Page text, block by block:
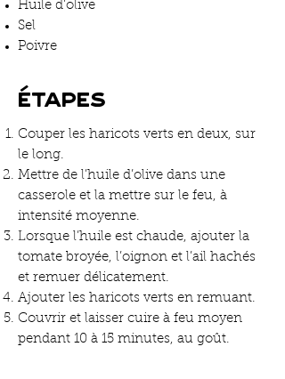
Huile d’olive
Sel
Poivre
Étapes
Couper les haricots verts en deux, sur
le long.
Mettre de l’huile d’olive dans une
casserole et la mettre sur le feu, à
intensité moyenne.
Lorsque l’huile est chaude, ajouter la
tomate broyée, l’oignon et l’ail hachés
et remuer délicatement.
Ajouter les haricots verts en remuant.
Couvrir et laisser cuire à feu moyen
pendant 10 à 15 minutes, au goût.